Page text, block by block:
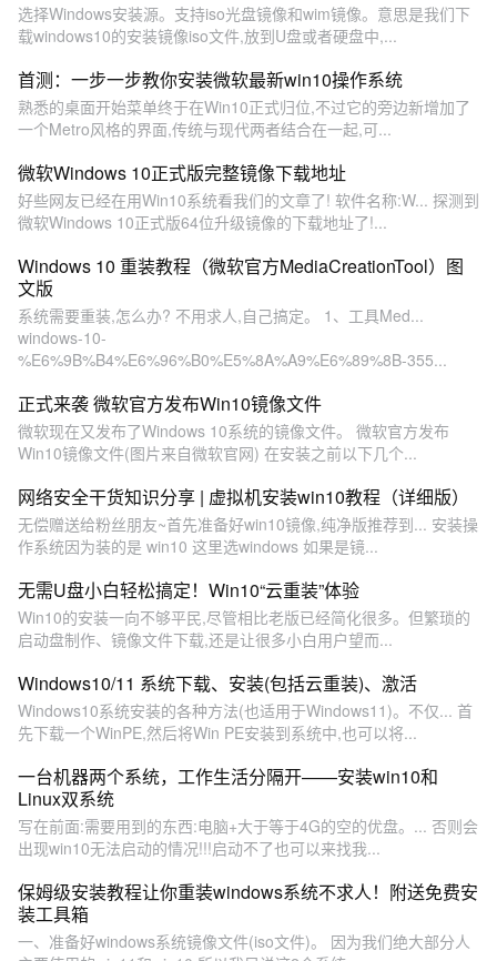
选择Windows安装源。支持iso光盘镜像和wim镜像。意思是我们下
载windows10的安装镜像iso文件,放到U盘或者硬盘中,...
首测：一步一步教你安装微软最新win10操作系统
熟悉的桌面开始菜单终于在Win10正式归位,不过它的旁边新增加了
一个Metro风格的界面,传统与现代两者结合在一起,可...
微软Windows 10正式版完整镜像下载地址
好些网友已经在用Win10系统看我们的文章了! 软件名称:W... 探测到
微软Windows 10正式版64位升级镜像的下载地址了!...
Windows 10 重装教程（微软官方MediaCreationTool）图
文版
系统需要重装,怎么办? 不用求人,自己搞定。 1、工具Med...
windows-10-
%E6%9B%B4%E6%96%B0%E5%8A%A9%E6%89%8B-355...
正式来袭 微软官方发布Win10镜像文件
微软现在又发布了Windows 10系统的镜像文件。 微软官方发布
Win10镜像文件(图片来自微软官网) 在安装之前以下几个...
网络安全干货知识分享 | 虚拟机安装win10教程（详细版）
无偿赠送给粉丝朋友~首先准备好win10镜像,纯净版推荐到... 安装操
作系统因为装的是 win10 这里选windows 如果是镜...
无需U盘小白轻松搞定！Win10“云重装”体验
Win10的安装一向不够平民,尽管相比老版已经简化很多。但繁琐的
启动盘制作、镜像文件下载,还是让很多小白用户望而...
Windows10/11 系统下载、安装(包括云重装)、激活
Windows10系统安装的各种方法(也适用于Windows11)。不仅... 首
先下载一个WinPE,然后将Win PE安装到系统中,也可以将...
一台机器两个系统，工作生活分隔开——安装win10和
Linux双系统
写在前面:需要用到的东西:电脑+大于等于4G的空的优盘。... 否则会
出现win10无法启动的情况!!!启动不了也可以来找我...
保姆级安装教程让你重装windows系统不求人！附送免费安
装工具箱
一、准备好windows系统镜像文件(iso文件)。 因为我们绝大部分人